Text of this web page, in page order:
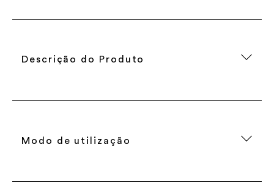
Descrição do Produto
Modo de utilização